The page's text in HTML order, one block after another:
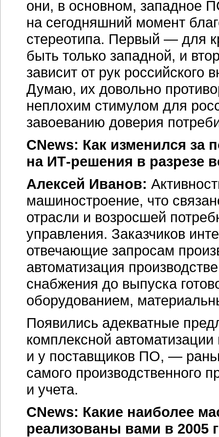
они, в основном, западное
на сегодняшний момент
стереотипа. Первый — для
быть только западной, и
зависит от рук российского
Думаю, их довольно
неплохим стимулом для
завоеванию доверия
CNews: Как изменился за
на ИТ-решения в разрезе
Алексей Иванов:
машиностроение, что
отрасли и возросшей
управления. Заказчиков
отвечающие запросам
автоматизация
снабжения до выпуска
оборудованием,
Появились адекватные
комплексной
и у поставщиков ПО, —
самого производственного
и учета.
CNews: Какие наиболее
реализованы вами в 2005